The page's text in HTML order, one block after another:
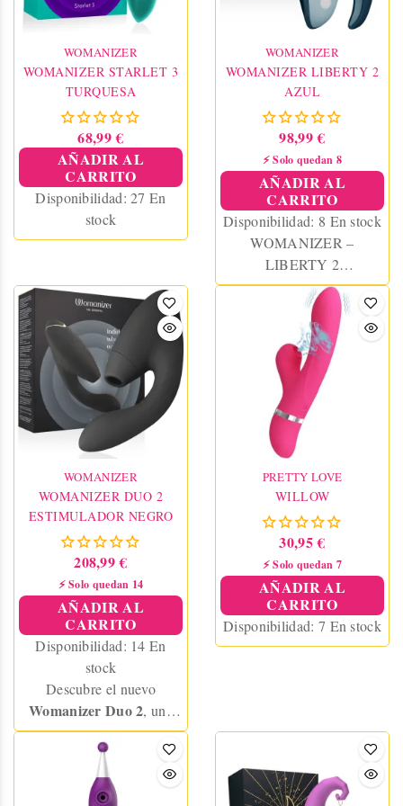
WOMANIZER
WOMANIZER STARLET 3
TURQUESA
68,99 €
AÑADIR AL
CARRITO
Disponibilidad:27 En
stock
WOMANIZER
WOMANIZER LIBERTY 2
AZUL
98,99 €
⚡ Solo quedan 8
AÑADIR AL
CARRITO
Disponibilidad: 8 En stock
WOMANIZER –
LIBERTY 2
ESTIMULADOR &
SUCCIONADOR
CLITORIS AZUL
WOMANIZER
WOMANIZER DUO 2
ESTIMULADOR NEGRO
208,99 €
⚡ Solo quedan 14
AÑADIR AL
CARRITO
Disponibilidad: 14 En
stock
Descubre el nuevo
Womanizer Duo 2, una
revolución en placer con
doble estimulación:
succionador de clítoris con
tecnología Pleasure Air y
PRETTY LOVE
WILLOW
30,95 €
⚡ Solo quedan 7
AÑADIR AL
CARRITO
Disponibilidad: 7 En stock